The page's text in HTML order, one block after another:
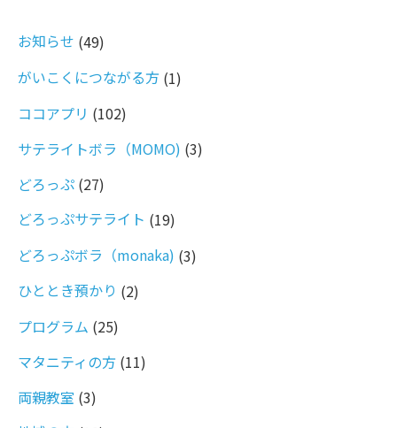
お知らせ (49)
がいこくにつながる方 (1)
ココアプリ (102)
サテライトボラ（MOMO) (3)
どろっぷ (27)
どろっぷサテライト (19)
どろっぷボラ（monaka) (3)
ひととき預かり (2)
プログラム (25)
マタニティの方 (11)
両親教室 (3)